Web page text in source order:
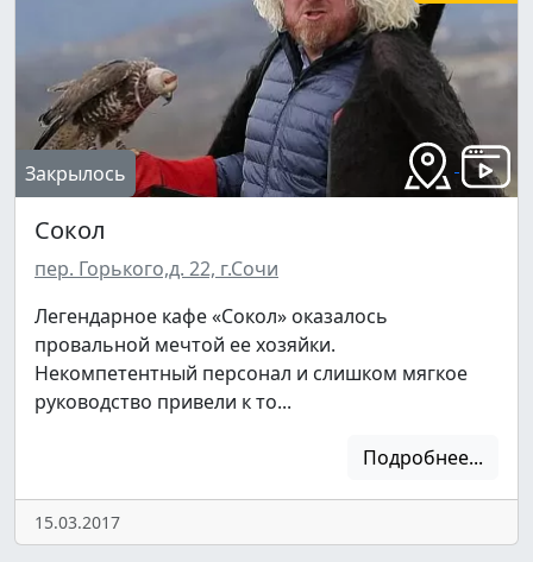
Закрылось
Сокол
пер. Горького,д. 22, г.Сочи
Легендарное кафе «Сокол» оказалось
провальной мечтой ее хозяйки.
Некомпетентный персонал и слишком мягкое
руководство привели к то...
Подробнее...
15.03.2017